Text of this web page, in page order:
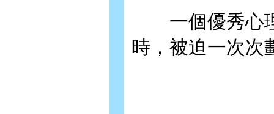
一個優秀心理
時，被迫一次次